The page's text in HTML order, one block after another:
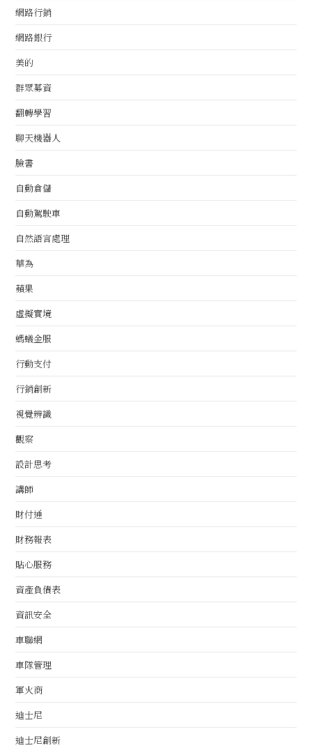
網路行銷
網路銀行
美的
群眾募資
翻轉學習
聊天機器人
臉書
自動倉儲
自動駕駛車
自然語言處理
華為
蘋果
虛擬實境
螞蟻金服
行動支付
行銷創新
視覺辨識
觀察
設計思考
講師
財付通
財務報表
貼心服務
資產負債表
資訊安全
車聯網
車隊管理
軍火商
迪士尼
迪士尼創新